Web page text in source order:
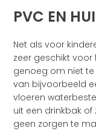
PVC EN
Net als voor
zeer geschikt voor
genoeg om niet
van bijvoorbeeld
vloeren
uit een drinkbak of
geen zorgen te